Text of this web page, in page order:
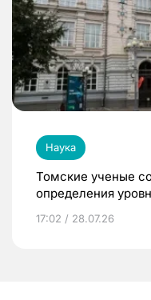
Наука
Томские ученые
определения
17:02 / 28.07.26